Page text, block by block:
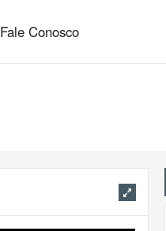
Fale Conosco